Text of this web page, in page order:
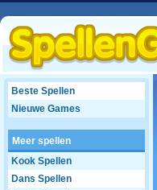
Beste Spellen
Nieuwe Games
Meer spellen
Kook Spellen
Dans Spellen